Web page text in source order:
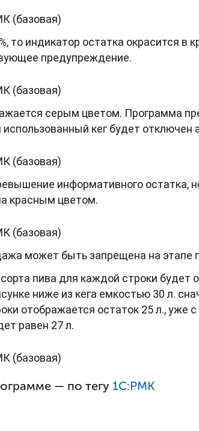
то индикатор остатка окрасится
предупреждение.
серым цветом. Программа
кег будет отключен
информативного остатка,
красным цветом.
может быть запрещена на этапе
пива для каждой строки будет
ниже из кега емкостью 30 л.
отображается остаток 25 л., уже
равен 27 л.
— по тегу 1С:РМК